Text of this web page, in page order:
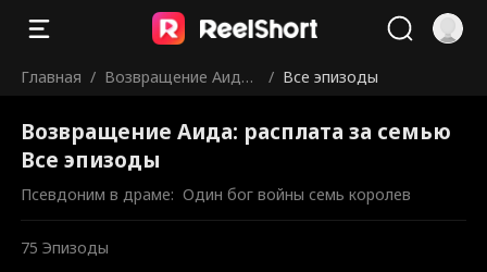
Главная / Возвращение Аида:
/ Все эпизоды
Возвращение Аида: расплата за семью
Все эпизоды
Псевдоним в драме: Один бог войны семь королев
75 Эпизоды